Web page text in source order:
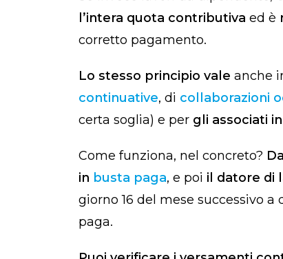
l’intera quota contributiva ed è
corretto pagamento.
Lo stesso principio vale anche
continuative, di collaborazioni
certa soglia) e per gli associati
Come funziona, nel concreto?
in busta paga, e poi il datore di
giorno 16 del mese successivo
paga.